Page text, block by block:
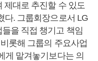
제대로 추진할 수 있도
다. 그룹회장으로서 LG
을 직접 챙기고 책임
롯해 그룹의 주요사업
게 맡겨놓기보다는 의